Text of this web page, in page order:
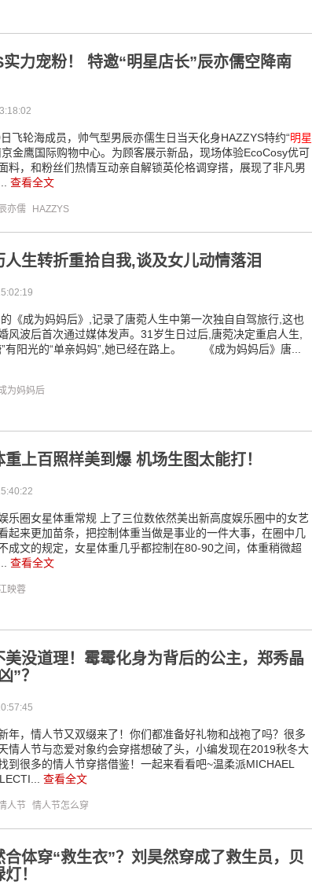
实力宠粉！ 特邀“明星店长”辰亦儒空降南
轮海成员，帅气型男辰亦儒生日当天化身HAZZYS特约“明星
京金鹰国际购物中心。为顾客展示新品，现场体验EcoCosy优可
料，和粉丝们热情互动亲自解锁英伦格调穿搭，展现了非凡男
查看全文
亦儒 HAZZYS
人生转折重拾自我,谈及女儿动情落泪
《成为妈妈后》,记录了唐菀人生中第一次独自自驾旅行,这也
风波后首次通过媒体发声。31岁生日过后,唐菀决定重启人生,
”有阳光的“单亲妈妈”,她已经在路上。 《成为妈妈后》唐...
为妈妈后
重上百照样美到爆 机场生图太能打！
乐圈女星体重常规 上了三位数依然美出新高度娱乐圈中的女艺
起来更加苗条，把控制体重当做是事业的一件大事，在圈中几
成文的规定，女星体重几乎都控制在80-90之间，体重稍微超
查看全文
映蓉
美没道理！霉霉化身为背后的公主，郑秀晶
”？
年，情人节又双缀来了！你们都准备好礼物和战袍了吗？很多
情人节与恋爱对象约会穿搭想破了头，小编发现在2019秋冬大
到很多的情人节穿搭借鉴！一起来看看吧~温柔派MICHAEL
查看全文
人节 情人节怎么穿
合体穿“救生衣”？刘昊然穿成了救生员，贝
！